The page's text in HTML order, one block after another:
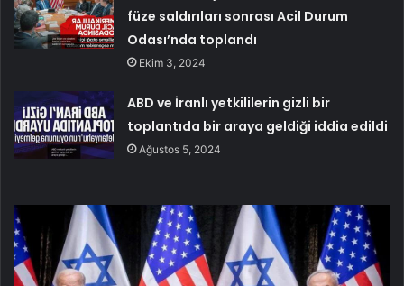
füze saldırıları sonrası Acil Durum
Odası’nda toplandı
Ekim 3, 2024
ABD ve İranlı yetkililerin gizli bir
toplantıda bir araya geldiği iddia edildi
Ağustos 5, 2024